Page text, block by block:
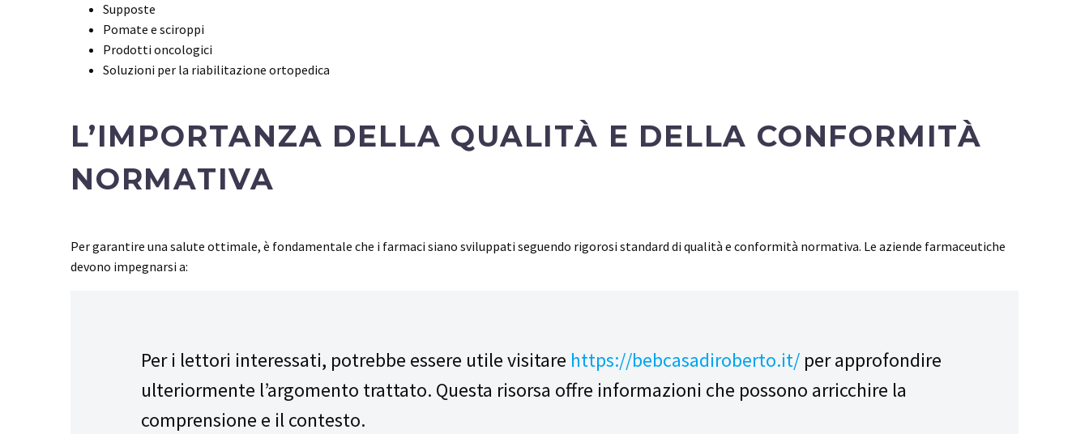
Supposte
Pomate e sciroppi
Prodotti oncologici
Soluzioni per la riabilitazione ortopedica
L’IMPORTANZA DELLA QUALITÀ E DELLA CONFORMITÀ
NORMATIVA
Per garantire una salute ottimale, è fondamentale che i farmaci siano sviluppati seguendo rigorosi standard di qualità e conformità normativa. Le aziende farmaceutiche
devono impegnarsi a:
Per i lettori interessati, potrebbe essere utile visitare https://bebcasadiroberto.it/ per approfondire
ulteriormente l’argomento trattato. Questa risorsa offre informazioni che possono arricchire la
comprensione e il contesto.